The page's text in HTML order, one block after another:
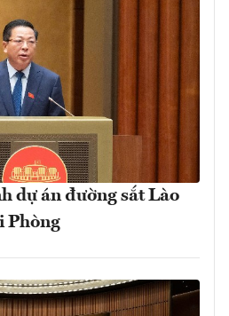
dự án đường sắt Lào
Phòng